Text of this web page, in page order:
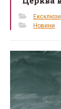
Новини